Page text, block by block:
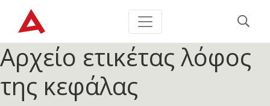
Αρχείο ετικέτας λόφος
της κεφάλας